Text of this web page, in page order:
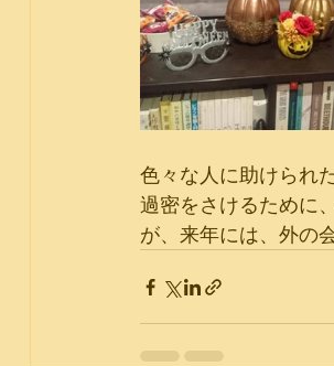
色々な人に助けられ
過密をさけるために
が、来年には、外の